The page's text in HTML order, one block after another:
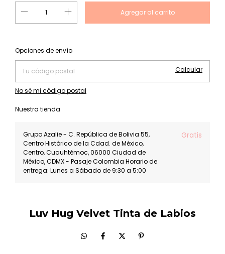
Entregas para el CP:
Opciones de envío
Calcular
No sé mi código postal
Nuestra tienda
Grupo Azalie - C. República de Bolivia 55,
Centro Histórico de la Cdad. de México,
Centro, Cuauhtémoc, 06000 Ciudad de
México, CDMX - Pasaje Colombia Horario de
entrega: Lunes a Sábado de 9:30 a 5:00
Gratis
Luv Hug Velvet Tinta de Labios